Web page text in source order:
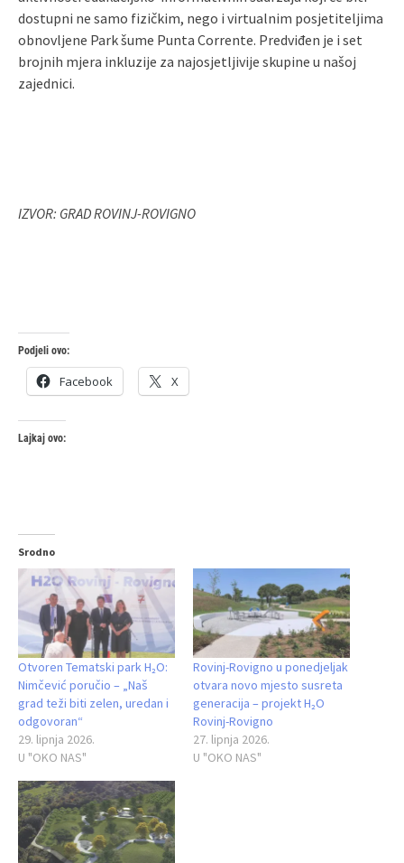
dostupni ne samo fizičkim, nego i virtualnim posjetiteljima
obnovljene Park šume Punta Corrente. Predviđen je i set
brojnih mjera inkluzije za najosjetljivije skupine u našoj
zajednici.
IZVOR: GRAD ROVINJ-ROVIGNO
Podjeli ovo:
Facebook X
Lajkaj ovo:
Srodno
Otvoren Tematski park H₂O:
Nimčević poručio – „Naš
grad teži biti zelen, uredan i
odgovoran“
29. lipnja 2026.
U "OKO NAS"
Rovinj-Rovigno u ponedjeljak
otvara novo mjesto susreta
generacija – projekt H₂O
Rovinj-Rovigno
27. lipnja 2026.
U "OKO NAS"